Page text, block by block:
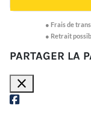
● Frais de
● Retrait
PARTAGER LA
close